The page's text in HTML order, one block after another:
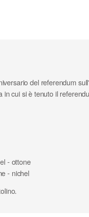
del referendum
in cui si è tenuto il
- ottone
- nichel